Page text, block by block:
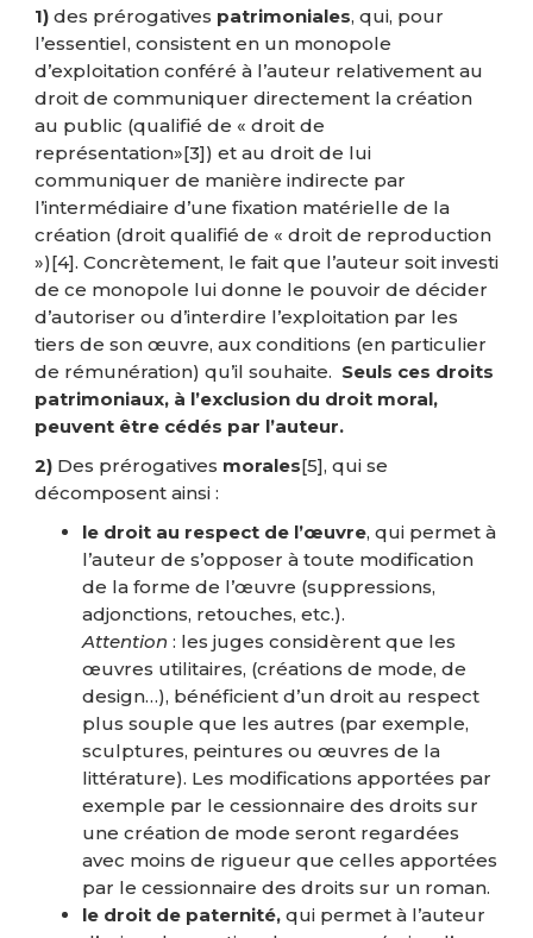
1)des prérogatives patrimoniales, qui, pour
l’essentiel, consistent en un monopole
d’exploitation conféré à l’auteur relativement au
droit de communiquer directement la création
au public (qualifié de « droit de
représentation»[3]) et au droit de lui
communiquer de manière indirecte par
l’intermédiaire d’une fixation matérielle de la
création (droit qualifié de « droit de reproduction
»)[4]. Concrètement, le fait que l’auteur soit investi
de ce monopole lui donne le pouvoir de décider
d’autoriser ou d’interdire l’exploitation par les
tiers de son œuvre, aux conditions (en particulier
de rémunération) qu’il souhaite. Seuls ces droits
patrimoniaux, à l’exclusion du droit moral,
peuvent être cédés par l’auteur.
2)Des prérogatives morales[5], qui se
décomposent ainsi :
le droit au respect de l’œuvre, qui permet à
l’auteur de s’opposer à toute modification
de la forme de l’œuvre (suppressions,
adjonctions, retouches, etc.).
Attention : les juges considèrent que les
œuvres utilitaires, (créations de mode, de
design…), bénéficient d’un droit au respect
plus souple que les autres (par exemple,
sculptures, peintures ou œuvres de la
littérature). Les modifications apportées par
exemple par le cessionnaire des droits sur
une création de mode seront regardées
avec moins de rigueur que celles apportées
par le cessionnaire des droits sur un roman.
le droit de paternité,qui permet à l’auteur